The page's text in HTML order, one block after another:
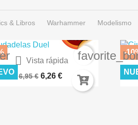
& Libros Warhammer Modelismo
 Vista rápida
LUNAR – TERRENOS...
6,95 € 6,26 €
-